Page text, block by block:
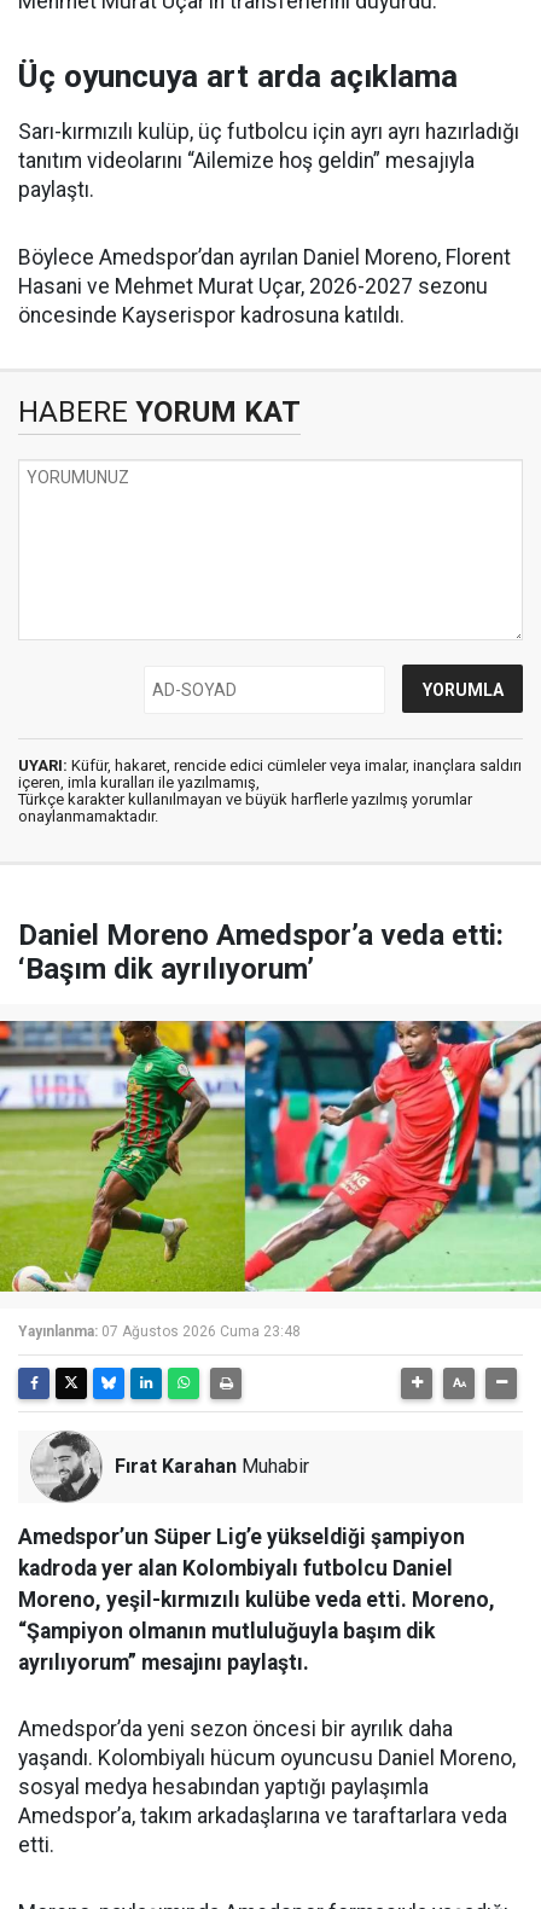
Üç oyuncuya art arda açıklama
Sarı-kırmızılı kulüp, üç futbolcu için ayrı ayrı hazırladığı
tanıtım videolarını “Ailemize hoş geldin” mesajıyla
paylaştı.
Böylece Amedspor’dan ayrılan Daniel Moreno, Florent
Hasani ve Mehmet Murat Uçar, 2026-2027 sezonu
öncesinde Kayserispor kadrosuna katıldı.
HABERE YORUM KAT
UYARI: Küfür, hakaret, rencide edici cümleler veya imalar, inançlara saldırı
içeren, imla kuralları ile yazılmamış,
Türkçe karakter kullanılmayan ve büyük harflerle yazılmış yorumlar
onaylanmamaktadır.
Daniel Moreno Amedspor’a veda etti:
‘Başım dik ayrılıyorum’
Yayınlanma: 07 Ağustos 2026 Cuma 23:48
Fırat Karahan Muhabir
Amedspor’un Süper Lig’e yükseldiği şampiyon
kadroda yer alan Kolombiyalı futbolcu Daniel
Moreno, yeşil-kırmızılı kulübe veda etti. Moreno,
“Şampiyon olmanın mutluluğuyla başım dik
ayrılıyorum” mesajını paylaştı.
Amedspor’da yeni sezon öncesi bir ayrılık daha
yaşandı. Kolombiyalı hücum oyuncusu Daniel Moreno,
sosyal medya hesabından yaptığı paylaşımla
Amedspor’a, takım arkadaşlarına ve taraftarlara veda
etti.